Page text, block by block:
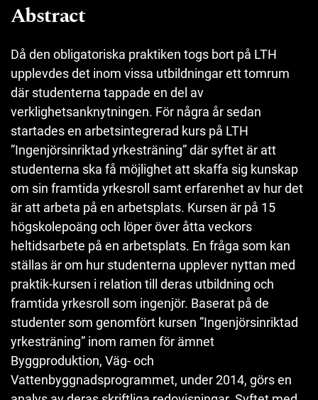
Abstract
Då den obligatoriska praktiken togs bort på LTH
upplevdes det inom vissa utbildningar ett tomrum
där studenterna tappade en del av
verklighetsanknytningen. För några år sedan
startades en arbetsintegrerad kurs på LTH
”Ingenjörsinriktad yrkesträning” där syftet är att
studenterna ska få möjlighet att skaffa sig kunskap
om sin framtida yrkesroll samt erfarenhet av hur det
är att arbeta på en arbetsplats. Kursen är på 15
högskolepoäng och löper över åtta veckors
heltidsarbete på en arbetsplats. En fråga som kan
ställas är om hur studenterna upplever nyttan med
praktik-kursen i relation till deras utbildning och
framtida yrkesroll som ingenjör. Baserat på de
studenter som genomfört kursen ”Ingenjörsinriktad
yrkesträning” inom ramen för ämnet
Byggproduktion, Väg- och
Vattenbyggnadsprogrammet, under 2014, görs en